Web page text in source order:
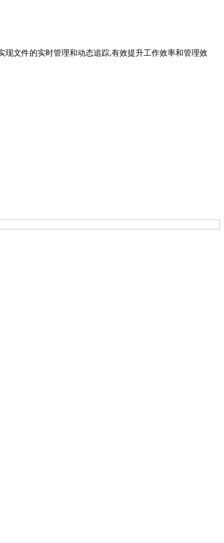
文件的实时管理和动态追踪,有效提升工作效率和管理效